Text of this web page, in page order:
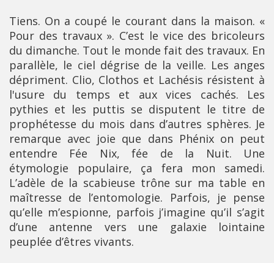
Tiens. On a coupé le courant dans la maison. «
Pour des travaux ». C’est le vice des bricoleurs
du dimanche. Tout le monde fait des travaux. En
parallèle, le ciel dégrise de la veille. Les anges
dépriment. Clio, Clothos et Lachésis résistent à
l'usure du temps et aux vices cachés. Les
pythies et les puttis se disputent le titre de
prophétesse du mois dans d’autres sphères. Je
remarque avec joie que dans Phénix on peut
entendre Fée Nix, fée de la Nuit. Une
étymologie populaire, ça fera mon samedi.
L’adèle de la scabieuse trône sur ma table en
maîtresse de l’entomologie. Parfois, je pense
qu’elle m’espionne, parfois j’imagine qu’il s’agit
d’une antenne vers une galaxie lointaine
peuplée d’êtres vivants.